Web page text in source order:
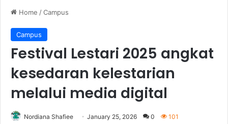
Home /Campus
Campus
Festival Lestari 2025 angkat
kesedaran kelestarian
melalui media digital
Nordiana Shafiee January 25, 2026 0 101